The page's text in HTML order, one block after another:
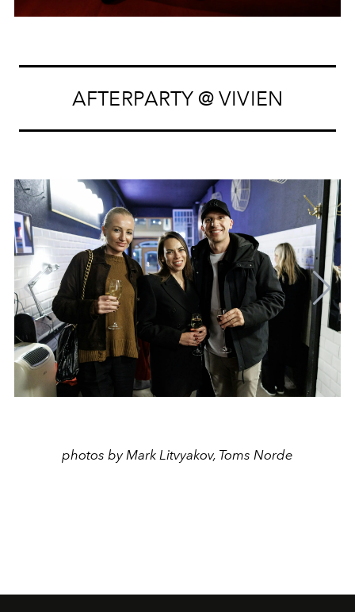
AFTERPARTY @ VIVIEN
photos by Mark Litvyakov, Toms Norde